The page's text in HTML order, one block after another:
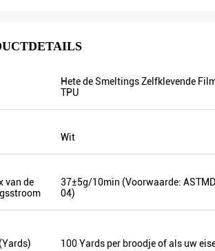
ik uw goederen, is het zeer
voor uw aardige
De goede
Hete de Smeltings Zelfklevende
TPU
Wit
van de
37±5g/10min (Voorwaarde:
04)
100 Yards per broodje of als uw